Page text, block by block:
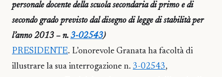
personale docente della scuola secondaria di primo e di
secondo grado previsto dal disegno di legge di stabilità per
l’anno 2013 – n. 3-02543)
PRESIDENTE. L’onorevole Granata ha facoltà di
illustrare la sua interrogazione n. 3-02543,